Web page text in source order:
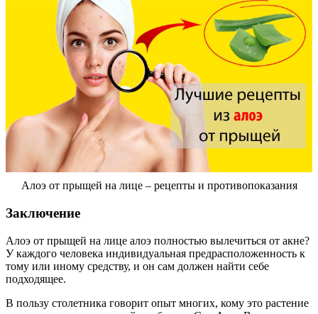
Алоэ от прыщей на лице – рецепты и противопоказания
Заключение
Алоэ от прыщей на лице алоэ полностью вылечиться от акне?
У каждого человека индивидуальная предрасположенность к
тому или иному средству, и он сам должен найти себе
подходящее.
В пользу столетника говорит опыт многих, кому это растение